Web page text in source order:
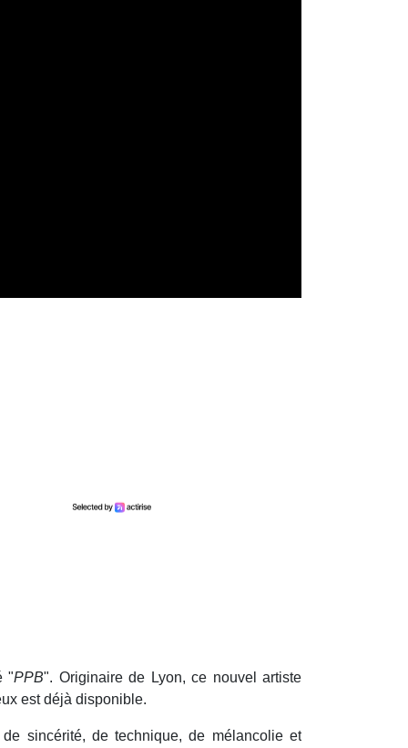
"PPB". Originaire de Lyon, ce nouvel artiste
est déjà disponible.
sincérité, de technique, de mélancolie et